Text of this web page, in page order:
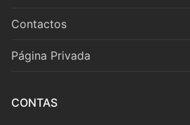
Trompa
Contactos
Página Privada
CONTAS